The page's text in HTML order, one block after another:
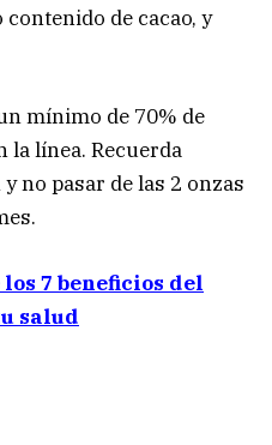
de cacao, y
mínimo de 70% de
la línea. Recuerda
no pasar de las 2 onzas
7 beneficios del
salud